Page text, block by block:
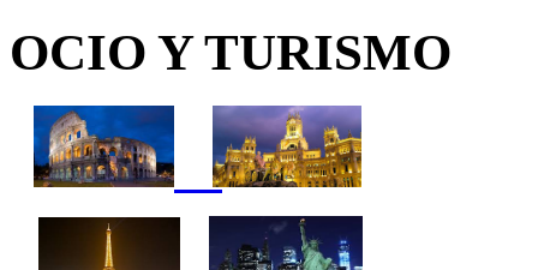
OCIO Y TURISMO